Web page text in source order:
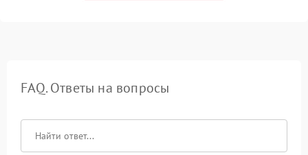
FAQ. Ответы на вопросы